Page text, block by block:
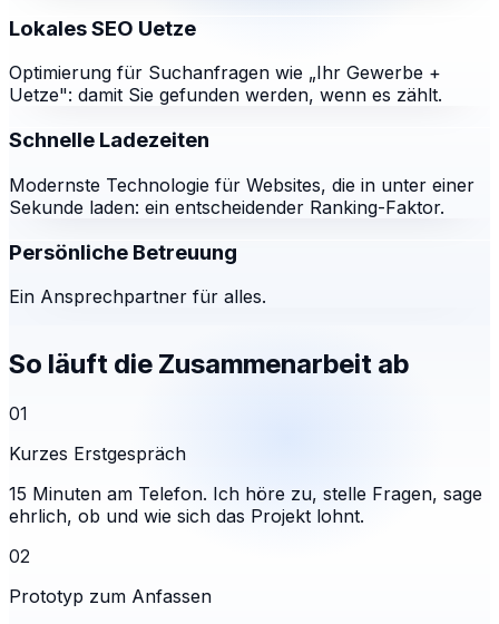
Lokales SEO Uetze
Optimierung für Suchanfragen wie „Ihr Gewerbe +
Uetze": damit Sie gefunden werden, wenn es zählt.
Schnelle Ladezeiten
Modernste Technologie für Websites, die in unter einer
Sekunde laden: ein entscheidender Ranking-Faktor.
Persönliche Betreuung
Ein Ansprechpartner für alles.
So läuft die Zusammenarbeit ab
01
Kurzes Erstgespräch
15 Minuten am Telefon. Ich höre zu, stelle Fragen, sage
ehrlich, ob und wie sich das Projekt lohnt.
02
Prototyp zum Anfassen